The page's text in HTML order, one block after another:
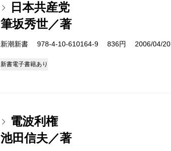
日本共産党
筆坂秀世／著
新潮新書 978-4-10-610164-9 836円 2006/04/20
新書電子書籍あり
電波利権
池田信夫／著